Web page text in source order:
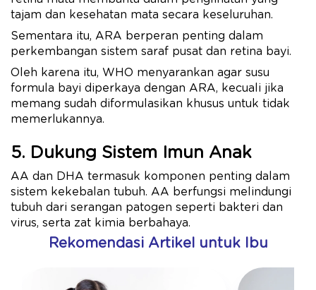
tajam dan kesehatan mata secara keseluruhan.
Sementara itu, ARA berperan penting dalam
perkembangan sistem saraf pusat dan retina bayi.
Oleh karena itu, WHO menyarankan agar susu
formula bayi diperkaya dengan ARA, kecuali jika
memang sudah diformulasikan khusus untuk tidak
memerlukannya.
5. Dukung Sistem Imun Anak
AA dan DHA termasuk komponen penting dalam
sistem kekebalan tubuh. AA berfungsi melindungi
tubuh dari serangan patogen seperti bakteri dan
virus, serta zat kimia berbahaya.
Rekomendasi Artikel untuk Ibu